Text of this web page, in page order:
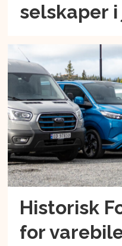
selskaper
Historisk
for